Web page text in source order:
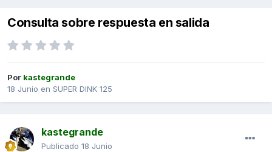
Consulta sobre respuesta en salida
Por kastegrande
18 Junio en SUPER DINK 125
kastegrande
Publicado 18 Junio